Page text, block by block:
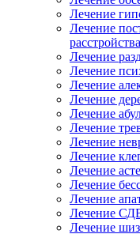
Лечение
Лечение
расстройства
Лечение
Лечение
Лечение
Лечение
Лечение
Лечение
Лечение
Лечение
Лечение
Лечение
Лечение
Лечение
Лечение